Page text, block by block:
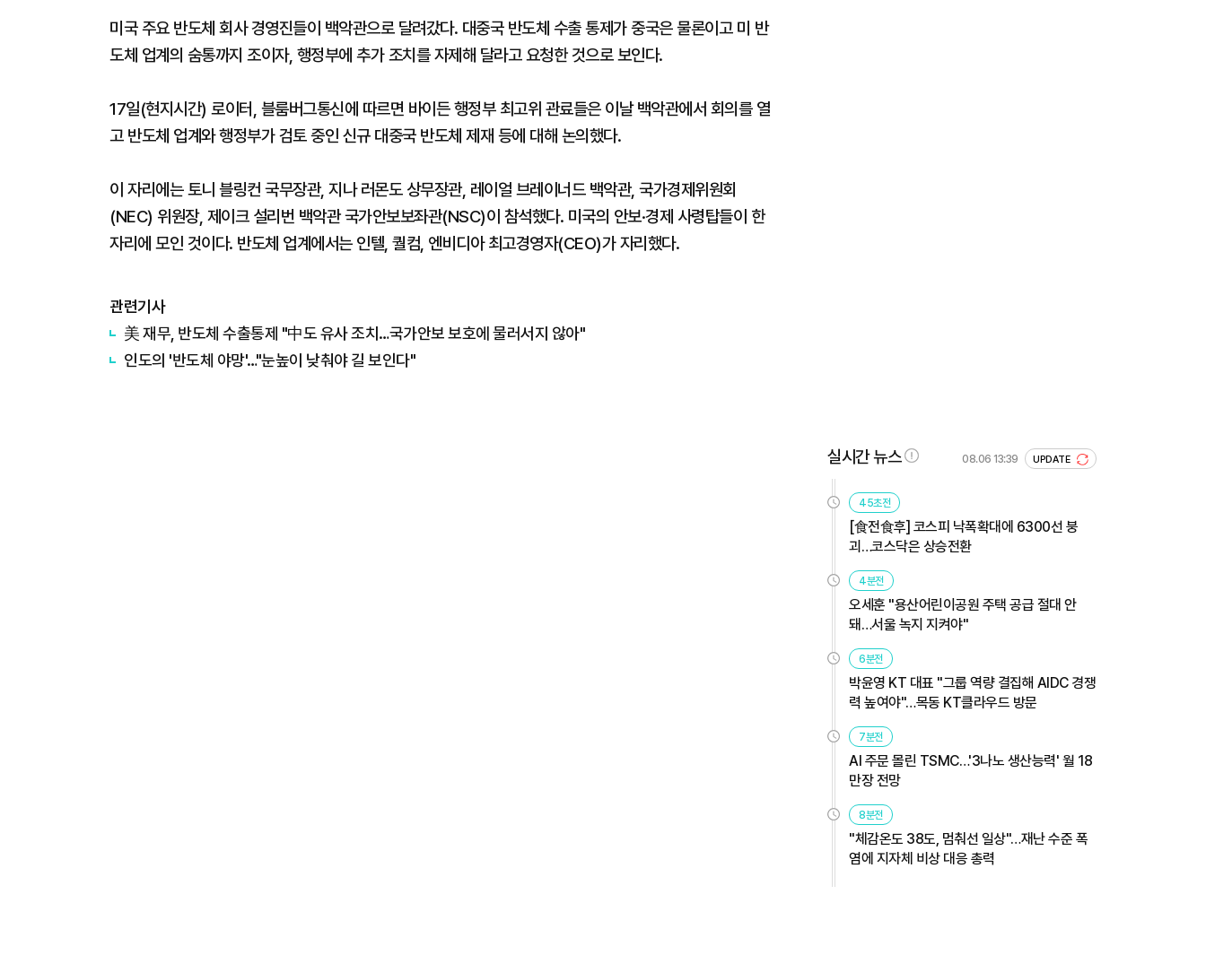
미국 주요 반도체 회사 경영진들이 백악관으로 달려갔다. 대중국 반도체 수출 통제가 중국은 물론이고 미 반
도체 업계의 숨통까지 조이자, 행정부에 추가 조치를 자제해 달라고 요청한 것으로 보인다.
17일(현지시간) 로이터, 블룸버그통신에 따르면 바이든 행정부 최고위 관료들은 이날 백악관에서 회의를 열
고 반도체 업계와 행정부가 검토 중인 신규 대중국 반도체 제재 등에 대해 논의했다.
이 자리에는 토니 블링컨 국무장관, 지나 러몬도 상무장관, 레이얼 브레이너드 백악관, 국가경제위원회
(NEC) 위원장, 제이크 설리번 백악관 국가안보보좌관(NSC)이 참석했다. 미국의 안보·경제 사령탑들이 한
자리에 모인 것이다. 반도체 업계에서는 인텔, 퀄컴, 엔비디아 최고경영자(CEO)가 자리했다.
관련기사
美 재무, 반도체 수출통제 "中도 유사 조치…국가안보 보호에 물러서지 않아"
인도의 '반도체 야망'…"눈높이 낮춰야 길 보인다"
실시간 뉴스 08.06 13:39 UPDATE
45초전
[食전食후] 코스피 낙폭확대에 6300선 붕
괴…코스닥은 상승전환
4분전
오세훈 "용산어린이공원 주택 공급 절대 안
돼…서울 녹지 지켜야"
6분전
박윤영 KT 대표 "그룹 역량 결집해 AIDC 경쟁
력 높여야"…목동 KT클라우드 방문
7분전
AI 주문 몰린 TSMC…'3나노 생산능력' 월 18
만장 전망
8분전
"체감온도 38도, 멈춰선 일상"…재난 수준 폭
염에 지자체 비상 대응 총력